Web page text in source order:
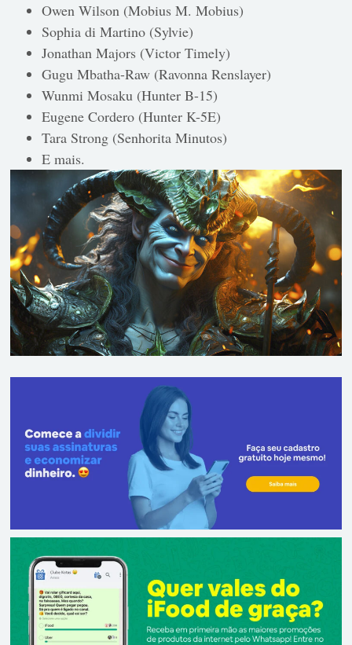
Owen Wilson (Mobius M. Mobius)
Sophia di Martino (Sylvie)
Jonathan Majors (Victor Timely)
Gugu Mbatha-Raw (Ravonna Renslayer)
Wunmi Mosaku (Hunter B-15)
Eugene Cordero (Hunter K-5E)
Tara Strong (Senhorita Minutos)
E mais.